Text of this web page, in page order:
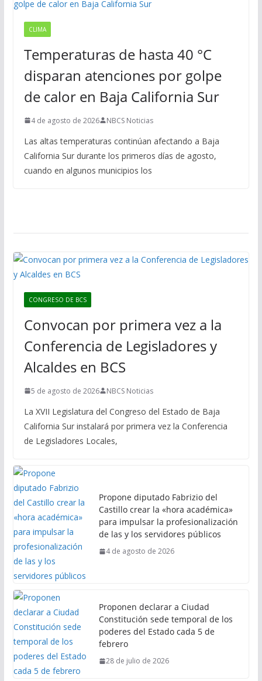
CLIMA
Temperaturas de hasta 40 °C
disparan atenciones por golpe
de calor en Baja California Sur
4 de agosto de 2026 NBCS Noticias
Las altas temperaturas continúan afectando a Baja
California Sur durante los primeros días de agosto,
cuando en algunos municipios los
CONGRESO DE BCS
Convocan por primera vez a la
Conferencia de Legisladores y
Alcaldes en BCS
5 de agosto de 2026 NBCS Noticias
La XVII Legislatura del Congreso del Estado de Baja
California Sur instalará por primera vez la Conferencia
de Legisladores Locales,
Propone diputado Fabrizio del
Castillo crear la «hora académica»
para impulsar la profesionalización
de las y los servidores públicos
4 de agosto de 2026
Proponen declarar a Ciudad
Constitución sede temporal de los
poderes del Estado cada 5 de
febrero
28 de julio de 2026